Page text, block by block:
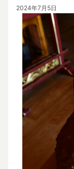
2024年7月5日